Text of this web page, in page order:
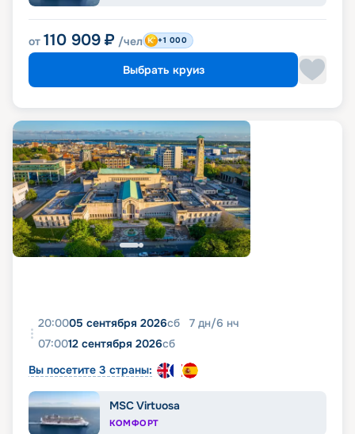
от 110 909 ₽ /чел +1 000
Выбрать круиз
20:0005 сентября 2026сб 7 дн/6 нч
07:0012 сентября 2026сб
Вы посетите 3 страны:
MSC Virtuosa
КОМФОРТ